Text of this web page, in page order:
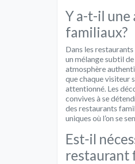
Y a-t-il une
familiaux?
Dans les
un mélange subtil
atmosphère
que chaque visiteur
attentionné. Les
convives à se
des restaurants
uniques où l’on se
Est-il
restaurant